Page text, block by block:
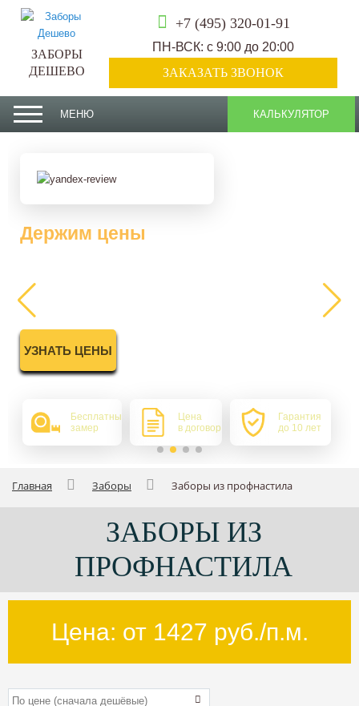
ЗАБОРЫ
ДЕШЕВО
+7 (495) 320-01-91
ПН-ВСК: с 9:00 до 20:00
ЗАКАЗАТЬ ЗВОНОК
МЕНЮ КАЛЬКУЛЯТОР
Монтаж за три дня
УЗНАТЬ ДОСТУПНУЮ ДАТУ ВЫЕЗДА ЗАМЕРЩИКА
Бесплатный
замер
Цена
в договоре
Гарантия
до 10 лет
Главная Заборы Заборы из профнастила
ЗАБОРЫ ИЗ
ПРОФНАСТИЛА
Цена: от 1427 руб./п.м.